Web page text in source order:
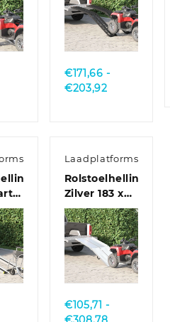
Aluminium
Quick
View
€171,66 -
€203,92Prijsklasse:
x
Laadplatforms
Rolstoelhelling
Zilver 183 x
73 x 11 cm
Aluminium
Quick
View
€105,71 -
Prijsklasse: